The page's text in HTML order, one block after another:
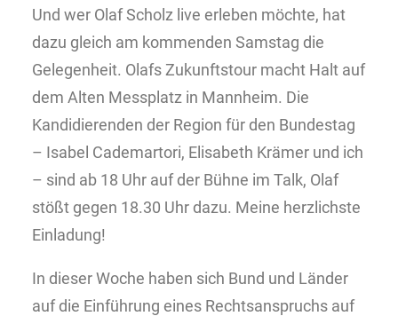
Und wer Olaf Scholz live erleben möchte, hat
dazu gleich am kommenden Samstag die
Gelegenheit. Olafs Zukunftstour macht Halt auf
dem Alten Messplatz in Mannheim. Die
Kandidierenden der Region für den Bundestag
– Isabel Cademartori, Elisabeth Krämer und ich
– sind ab 18 Uhr auf der Bühne im Talk, Olaf
stößt gegen 18.30 Uhr dazu. Meine herzlichste
Einladung!
In dieser Woche haben sich Bund und Länder
auf die Einführung eines Rechtsanspruchs auf